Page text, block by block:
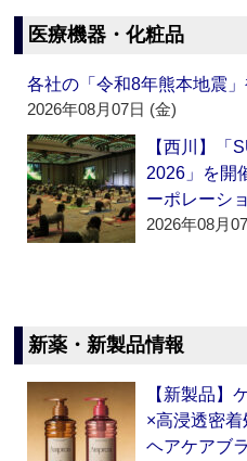
医療機器・化粧品
各社の「令和8年熊本地震
2026年08月07日 (金)
【西川】「
2026」を開
ーポレーシ
2026年08月
新薬・新製品情報
【新製品】
×高浸透密
ヘアケアブ